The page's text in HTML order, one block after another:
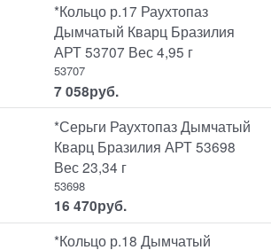
*Кольцо р.17 Раухтопаз
Дымчатый Кварц Бразилия
АРТ 53707 Вес 4,95 г
53707
7 058руб.
*Серьги Раухтопаз Дымчатый
Кварц Бразилия АРТ 53698
Вес 23,34 г
53698
16 470руб.
*Кольцо р.18 Дымчатый